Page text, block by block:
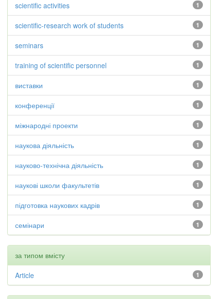
1
scientific activities
1
scientific-research work of students
1
seminars
1
training of scientific personnel
1
виставки
1
конференції
1
міжнародні проекти
1
наукова діяльність
1
науково-технічна діяльність
1
наукові школи факультетів
1
підготовка наукових кадрів
1
семінари
за типом вмісту
1
Article